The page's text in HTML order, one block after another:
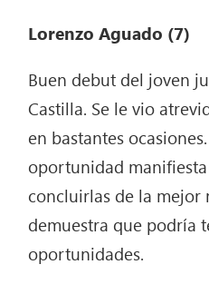
Lorenzo Aguado (7)
Buen debut del joven
Castilla. Se le vio
en bastantes
oportunidad
concluirlas de la mejor
demuestra que podría
oportunidades.